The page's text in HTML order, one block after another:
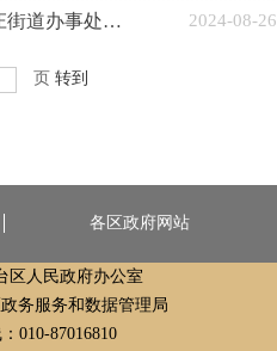
北京市丰台区人民政府方庄街道办事处2023年度部门决算 2024-08-26
页 转到
各区政府网站
区人民政府办公室
务服务和数据管理局
010-87016810